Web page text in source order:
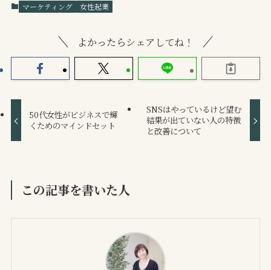
マーケティング 女性起業
よかったらシェアしてね！
50代女性がビジネスで輝
くためのマインドセット
SNSはやっているけど望む
結果が出ていない人の特徴
と改善について
この記事を書いた人